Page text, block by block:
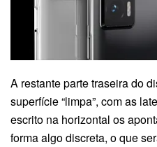
A restante parte traseira do
superfície “limpa”, com as
escrito na horizontal os
forma algo discreta, o que